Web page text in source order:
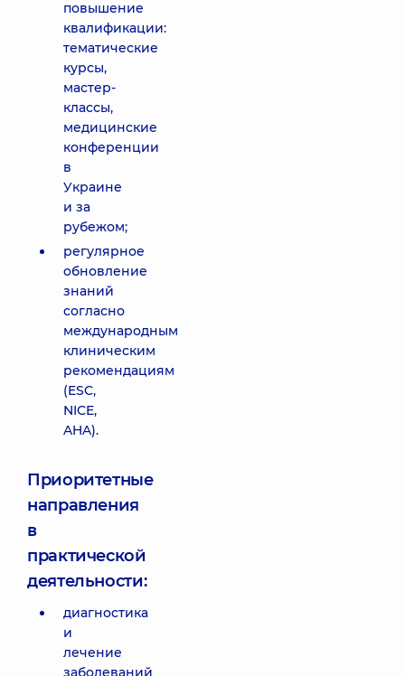
повышение
квалификации:
тематические
курсы,
мастер-
классы,
медицинские
конференции
в
Украине
и за
рубежом;
регулярное
обновление
знаний
согласно
международным
клиническим
рекомендациям
(ESC,
NICE,
AHA).
Приоритетные
направления
в
практической
деятельности:
диагностика
и
лечение
заболеваний